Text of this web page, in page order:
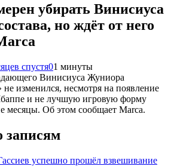
убирать Винисиуса
но ждёт от него
спустя01 минуты
Винисиуса Жуниора
не изменился, несмотря на появление
и не лучшую игровую форму
месяцы. Об этом сообщает Marca.
записям
успешно прошёл взвешивание